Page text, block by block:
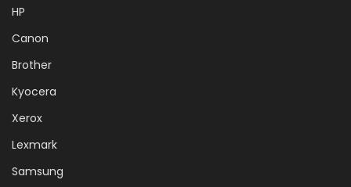
HP
Canon
Brother
Kyocera
Xerox
Lexmark
Samsung